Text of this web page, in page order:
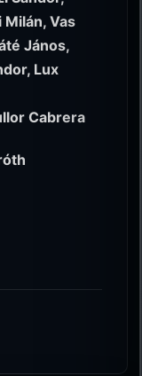
Milán, Vas
János,
Lux
Cabrera